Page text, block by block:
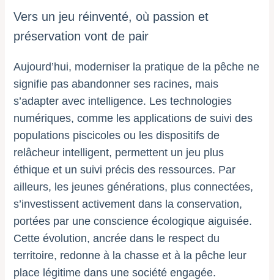
Vers un jeu réinventé, où passion et
préservation vont de pair
Aujourd’hui, moderniser la pratique de la pêche ne
signifie pas abandonner ses racines, mais
s’adapter avec intelligence. Les technologies
numériques, comme les applications de suivi des
populations piscicoles ou les dispositifs de
relâcheur intelligent, permettent un jeu plus
éthique et un suivi précis des ressources. Par
ailleurs, les jeunes générations, plus connectées,
s’investissent activement dans la conservation,
portées par une conscience écologique aiguisée.
Cette évolution, ancrée dans le respect du
territoire, redonne à la chasse et à la pêche leur
place légitime dans une société engagée.